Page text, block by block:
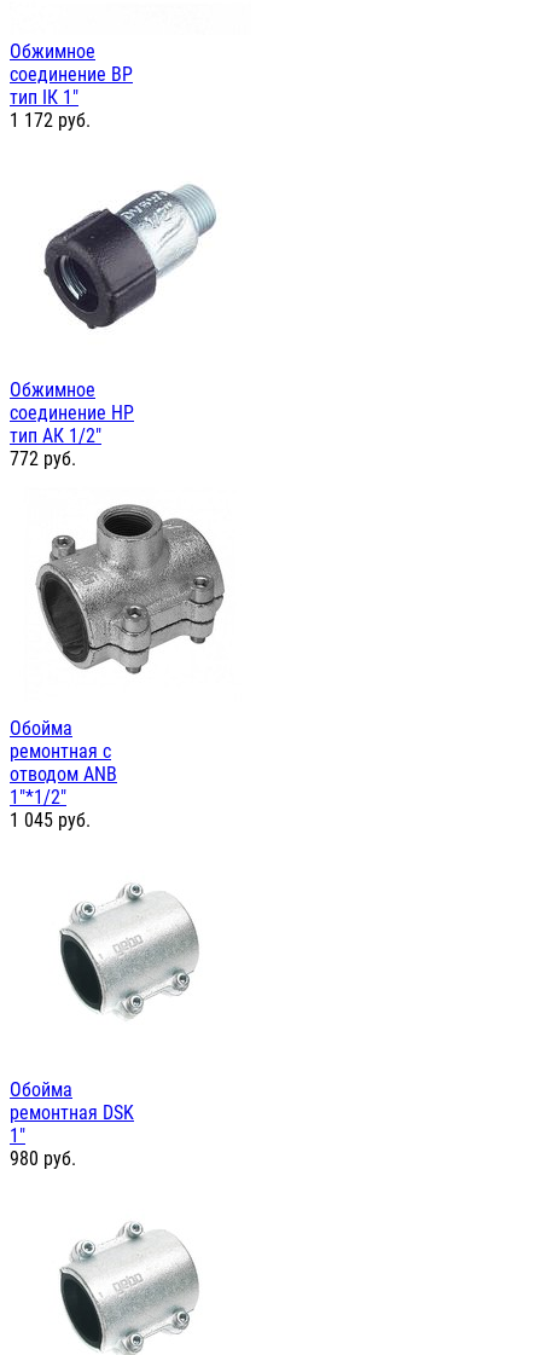
Обжимное
соединение ВР
тип IК 1"
1 172 руб.
Обжимное
соединение НР
тип АК 1/2"
772 руб.
Обойма
ремонтная с
отводом ANB
1"*1/2"
1 045 руб.
Обойма
ремонтная DSK
1"
980 руб.